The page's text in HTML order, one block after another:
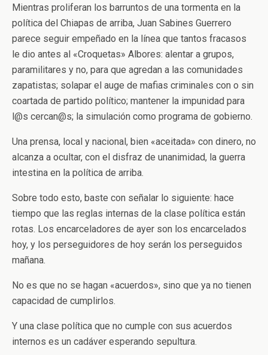
Mientras proliferan los barruntos de una tormenta en la
política del Chiapas de arriba, Juan Sabines Guerrero
parece seguir empeñado en la línea que tantos fracasos
le dio antes al «Croquetas» Albores: alentar a grupos,
paramilitares y no, para que agredan a las comunidades
zapatistas; solapar el auge de mafias criminales con o sin
coartada de partido político; mantener la impunidad para
l@s cercan@s; la simulación como programa de gobierno.
Una prensa, local y nacional, bien «aceitada» con dinero, no
alcanza a ocultar, con el disfraz de unanimidad, la guerra
intestina en la política de arriba.
Sobre todo esto, baste con señalar lo siguiente: hace
tiempo que las reglas internas de la clase política están
rotas. Los encarceladores de ayer son los encarcelados
hoy, y los perseguidores de hoy serán los perseguidos
mañana.
No es que no se hagan «acuerdos», sino que ya no tienen
capacidad de cumplirlos.
Y una clase política que no cumple con sus acuerdos
internos es un cadáver esperando sepultura.